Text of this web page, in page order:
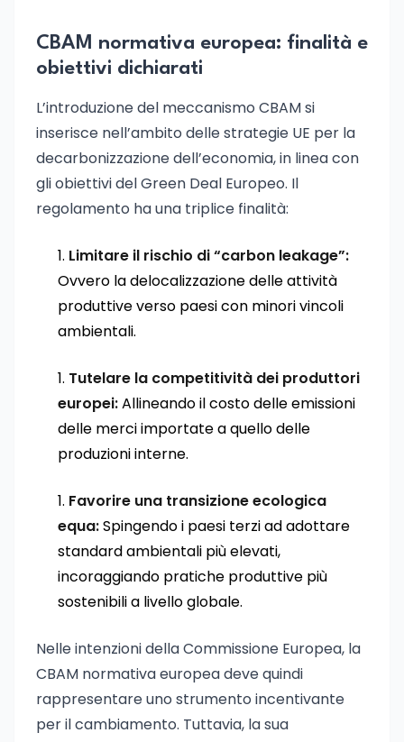
CBAM normativa europea: finalità e
obiettivi dichiarati
L’introduzione del meccanismo CBAM si
inserisce nell’ambito delle strategie UE per la
decarbonizzazione dell’economia, in linea con
gli obiettivi del Green Deal Europeo. Il
regolamento ha una triplice finalità:
Limitare il rischio di “carbon leakage”:
Ovvero la delocalizzazione delle attività
produttive verso paesi con minori vincoli
ambientali.
Tutelare la competitività dei produttori
europei:Allineando il costo delle emissioni
delle merci importate a quello delle
produzioni interne.
Favorire una transizione ecologica
equa:Spingendo i paesi terzi ad adottare
standard ambientali più elevati,
incoraggiando pratiche produttive più
sostenibili a livello globale.
Nelle intenzioni della Commissione Europea, la
CBAM normativa europea deve quindi
rappresentare uno strumento incentivante
per il cambiamento. Tuttavia, la sua